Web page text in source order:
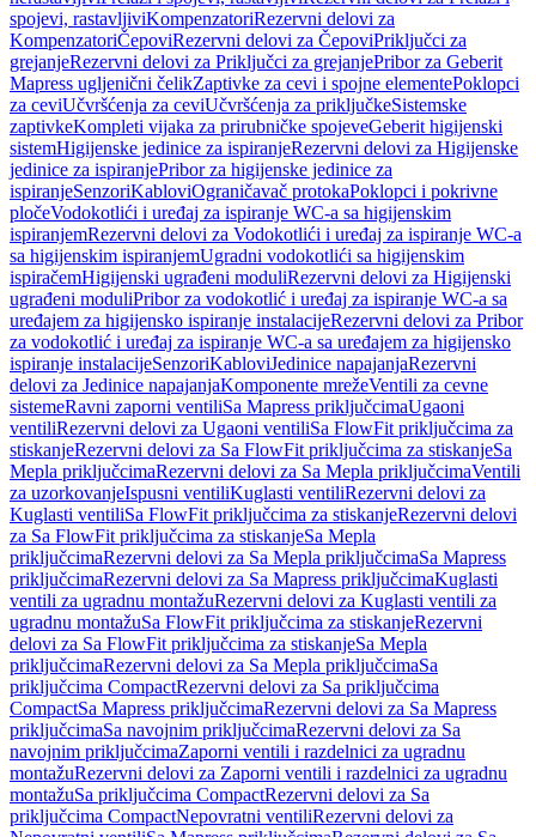
spojevi, rastavljiviKompenzatoriRezervni delovi za
KompenzatoriČepoviRezervni delovi za ČepoviPriključci za
grejanjeRezervni delovi za Priključci za grejanjePribor za Geberit
Mapress ugljenični čelikZaptivke za cevi i spojne elementePoklopci
za ceviUčvršćenja za ceviUčvršćenja za priključkeSistemske
zaptivkeKompleti vijaka za prirubničke spojeveGeberit higijenski
sistemHigijenske jedinice za ispiranjeRezervni delovi za Higijenske
jedinice za ispiranjePribor za higijenske jedinice za
ispiranjeSenzoriKabloviOgraničavač protokaPoklopci i pokrivne
pločeVodokotlići i uređaj za ispiranje WC-a sa higijenskim
ispiranjemRezervni delovi za Vodokotlići i uređaj za ispiranje WC-a
sa higijenskim ispiranjemUgradni vodokotlići sa higijenskim
ispiračemHigijenski ugrađeni moduliRezervni delovi za Higijenski
ugrađeni moduliPribor za vodokotlić i uređaj za ispiranje WC-a sa
uređajem za higijensko ispiranje instalacijeRezervni delovi za Pribor
za vodokotlić i uređaj za ispiranje WC-a sa uređajem za higijensko
ispiranje instalacijeSenzoriKabloviJedinice napajanjaRezervni
delovi za Jedinice napajanjaKomponente mrežeVentili za cevne
sistemeRavni zaporni ventiliSa Mapress priključcimaUgaoni
ventiliRezervni delovi za Ugaoni ventiliSa FlowFit priključcima za
stiskanjeRezervni delovi za Sa FlowFit priključcima za stiskanjeSa
Mepla priključcimaRezervni delovi za Sa Mepla priključcimaVentili
za uzorkovanjeIspusni ventiliKuglasti ventiliRezervni delovi za
Kuglasti ventiliSa FlowFit priključcima za stiskanjeRezervni delovi
za Sa FlowFit priključcima za stiskanjeSa Mepla
priključcimaRezervni delovi za Sa Mepla priključcimaSa Mapress
priključcimaRezervni delovi za Sa Mapress priključcimaKuglasti
ventili za ugradnu montažuRezervni delovi za Kuglasti ventili za
ugradnu montažuSa FlowFit priključcima za stiskanjeRezervni
delovi za Sa FlowFit priključcima za stiskanjeSa Mepla
priključcimaRezervni delovi za Sa Mepla priključcimaSa
priključcima CompactRezervni delovi za Sa priključcima
CompactSa Mapress priključcimaRezervni delovi za Sa Mapress
priključcimaSa navojnim priključcimaRezervni delovi za Sa
navojnim priključcimaZaporni ventili i razdelnici za ugradnu
montažuRezervni delovi za Zaporni ventili i razdelnici za ugradnu
montažuSa priključcima CompactRezervni delovi za Sa
priključcima CompactNepovratni ventiliRezervni delovi za